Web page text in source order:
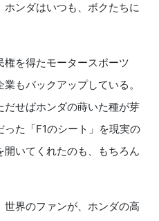
ンダはいつも、ボクたちに
を得たモータースポーツ
もバックアップしている。
だせばホンダの蒔いた種が芽
た「F1のシート」を現実の
開いてくれたのも、もちろん
界のファンが、ホンダの高